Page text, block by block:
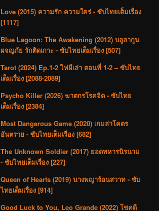
Love (2015) ความรัก ความใคร่ - ซับไทยเต็มเรื่อง
[1117]
Blue Lagoon: The Awakening (2012) บลูลากูน
ผจญภัย รักติดเกาะ - ซับไทยเต็มเรื่อง [507]
Tarot (2024) Ep.1-2 ไพ่ผีเล่า ตอนที่ 1-2 – ซับไทย
เต็มเรื่อง [2088-2089]
Psycho Killer (2026) ฆาตกรโรคจิต - ซับไทย
เต็มเรื่อง [2384]
Most Dangerous Game (2020) เกมล่าโคตร
อันตราย - ซับไทยเต็มเรื่อง [682]
The Unknown Soldier (2017) ยอดทหารนิรนาม
- ซับไทยเต็มเรื่อง [227]
Queen of Hearts (2019) นางพญาร้อนสวาท - ซับ
ไทยเต็มเรื่อง [914]
Good Luck to You, Leo Grande (2022) โชคดี